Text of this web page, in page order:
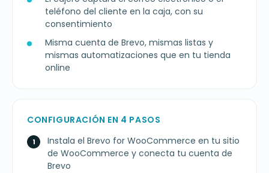
teléfono del cliente en la caja, con su
consentimiento
Misma cuenta de Brevo, mismas listas y
mismas automatizaciones que en tu tienda
online
CONFIGURACIÓN EN 4 PASOS
Instala el Brevo for WooCommerce en tu sitio
de WooCommerce y conecta tu cuenta de
Brevo